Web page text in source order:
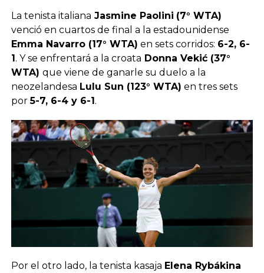
La tenista italiana Jasmine Paolini (7° WTA)
venció en cuartos de final a la estadounidense
Emma Navarro (17° WTA) en sets corridos: 6-2, 6-
1. Y se enfrentará a la croata Donna Vekić (37°
WTA) que viene de ganarle su duelo a la
neozelandesa Lulu Sun (123° WTA) en tres sets
por5-7, 6-4 y 6-1.
Por el otro lado, la tenista kasaja Elena Rybákina